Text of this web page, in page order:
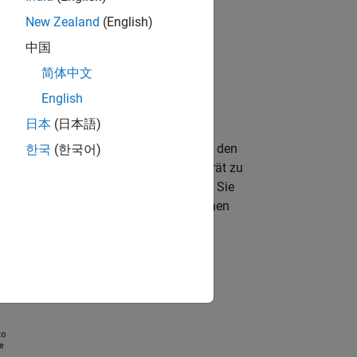
Warteschlange und das Gerät ändert den
, um Befehle für Ihr Gerät zu
in eine Liste zu schreiben. Sie
die Befehlsliste liest, liest es einen
New Zealand (English)
中国
简体中文
English
日本 (日本語)
한국 (한국어)